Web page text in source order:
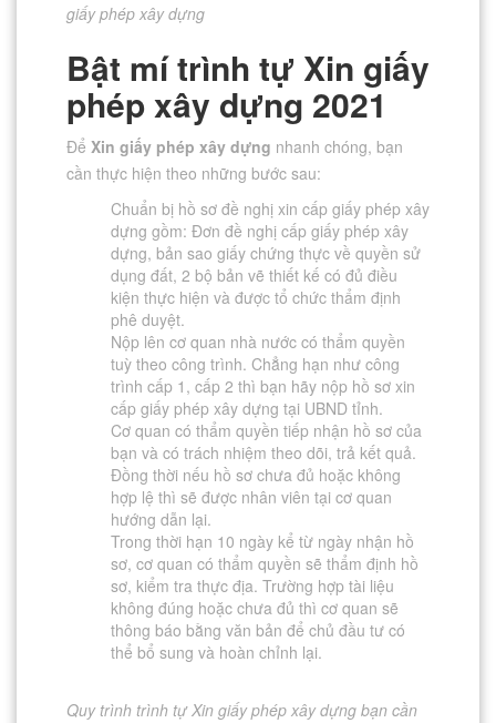
giấy phép xây dựng
Bật mí trình tự Xin giấy
phép xây dựng 2021
Để Xin giấy phép xây dựng nhanh chóng, bạn
cần thực hiện theo những bước sau:
Chuẩn bị hồ sơ đề nghị xin cấp giấy phép xây
dựng gồm: Đơn đề nghị cấp giấy phép xây
dựng, bản sao giấy chứng thực về quyền sử
dụng đất, 2 bộ bản vẽ thiết kế có đủ điều
kiện thực hiện và được tổ chức thẩm định
phê duyệt.
Nộp lên cơ quan nhà nước có thẩm quyền
tuỳ theo công trình. Chẳng hạn như công
trình cấp 1, cấp 2 thì bạn hãy nộp hồ sơ xin
cấp giấy phép xây dựng tại UBND tỉnh.
Cơ quan có thẩm quyền tiếp nhận hồ sơ của
bạn và có trách nhiệm theo dõi, trả kết quả.
Đồng thời nếu hồ sơ chưa đủ hoặc không
hợp lệ thì sẽ được nhân viên tại cơ quan
hướng dẫn lại.
Trong thời hạn 10 ngày kể từ ngày nhận hồ
sơ, cơ quan có thẩm quyền sẽ thẩm định hồ
sơ, kiểm tra thực địa. Trường hợp tài liệu
không đúng hoặc chưa đủ thì cơ quan sẽ
thông báo bằng văn bản để chủ đầu tư có
thể bổ sung và hoàn chỉnh lại.
Quy trình trình tự Xin giấy phép xây dựng bạn cần